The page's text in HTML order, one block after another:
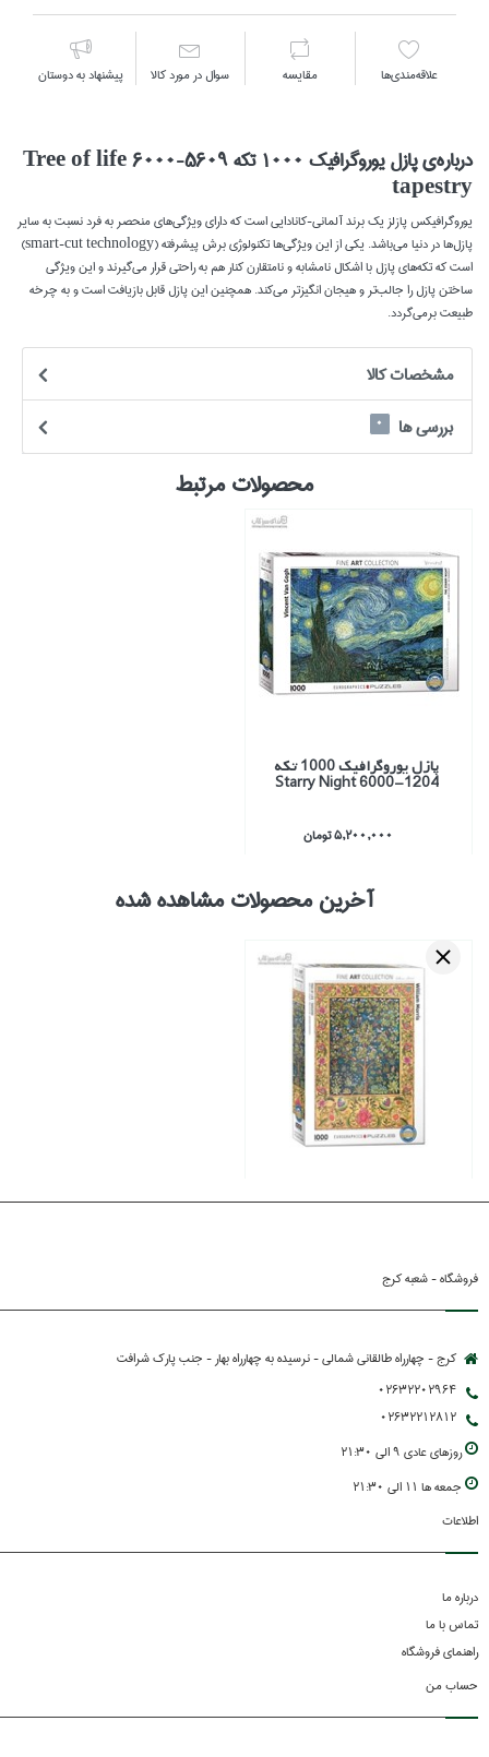
علاقه‌مندي‌ها مقايسه سوال در مورد كالا پیشنهاد به دوستان
درباره‌‌ی پازل يوروگرافيك 1000 تكه 5609-6000 Tree of life
tapestry
يوروگرافيكس پازلز يك برند آلماني-كانادايي است كه داراي ويژگي‌هاي منحصر به فرد نسبت به ساير
پازل‌ها در دنيا مي‌باشد. يكي از اين ويژگي‌ها تكنولوژي برش پيشرفته (smart-cut technology)
است كه تكه‌هاي پازل با اشكال نامشابه و نامتقارن كنار هم به راحتي قرار مي‌گيرند و اين ويژگي
ساختن پازل را جالب‌تر و هيجان‌ انگيزتر مي‌كند. همچنين اين پازل قابل بازيافت است و به چرخه
طبيعت برمي‌گردد.
مشخصات كالا
بررسی ها
0
محصولات مرتبط
پازل يوروگرافيك 1000 تكه
Starry Night 6000-1204
5,200,000 تومان
آخرین محصولات مشاهده شده
فروشگاه - شعبه کرج
کرج - چهارراه طالقانی شمالی - نرسیده به چهارراه بهار - جنب پارك شرافت
02632202964
02632212812
روزهاي عادي 9 الي 21:30
جمعه ها 11 الي 21:30
اطلاعات
درباره ما
تماس با ما
راهنمای فروشگاه
حساب من